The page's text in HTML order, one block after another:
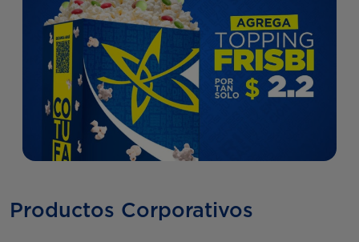
Productos Corporativos